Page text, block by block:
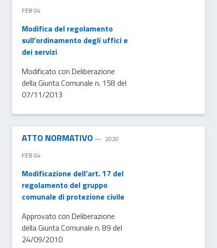
FEB 04
Modifica del regolamento
sull’ordinamento degli uffici e
dei servizi
Modificato con Deliberazione
della Giunta Comunale n. 158 del
07/11/2013
ATTO NORMATIVO
2020
FEB 04
Modificazione dell’art. 17 del
regolamento del gruppo
comunale di protezione civile
Approvato con Deliberazione
della Giunta Comunale n. 89 del
24/09/2010